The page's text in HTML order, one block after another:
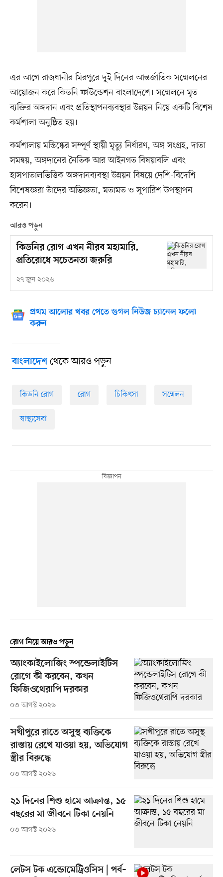
এর আগে রাজধানীর মিরপুরে দুই দিনের আন্তর্জাতিক সম্মেলনের
আয়োজন করে কিডনি ফাউন্ডেশন বাংলাদেশে। সম্মেলনে মৃত
ব্যক্তির অঙ্গদান এবং প্রতিস্থাপনব্যবস্থার উন্নয়ন নিয়ে একটি বিশেষ
কর্মশালা অনুষ্ঠিত হয়।
কর্মশালায় মস্তিষ্কের সম্পূর্ণ স্থায়ী মৃত্যু নির্ধারণ, অঙ্গ সংগ্রহ, দাতা
সমন্বয়, অঙ্গদানের নৈতিক আর আইনগত বিষয়াবলি এবং
হাসপাতালভিত্তিক অঙ্গদানব্যবস্থা উন্নয়ন বিষয়ে দেশি-বিদেশি
বিশেষজ্ঞরা তাঁদের অভিজ্ঞতা, মতামত ও সুপারিশ উপস্থাপন
করেন।
আরও পড়ুন
কিডনির রোগ এখন নীরব মহামারি,
প্রতিরোধে সচেতনতা জরুরি
২৭ জুন ২০২৬
প্রথম আলোর খবর পেতে গুগল নিউজ চ্যানেল ফলো
করুন
বাংলাদেশথেকে আরও পড়ুন
কিডনি রোগ রোগ চিকিৎসা সম্মেলন
স্বাস্থ্যসেবা
রোগ নিয়ে আরও পড়ুন
অ্যাংকাইলোজিং স্পন্ডেলাইটিস
রোগে কী করবেন, কখন
ফিজিওথেরাপি দরকার
০৩ আগস্ট ২০২৬
সখীপুরে রাতে অসুস্থ ব্যক্তিকে
রাস্তায় রেখে যাওয়া হয়, অভিযোগ
স্ত্রীর বিরুদ্ধে
০৩ আগস্ট ২০২৬
২১ দিনের শিশু হামে আক্রান্ত, ১৫
বছরের মা জীবনে টিকা নেয়নি
০৩ আগস্ট ২০২৬
লেটস টক এন্ডোমেট্রিওসিস | পর্ব–